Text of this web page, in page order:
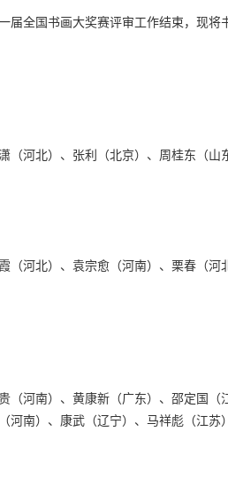
届全国书画大奖赛评审工作结束，现将
河北）、张利（北京）、周桂东（山
（河北）、袁宗愈（河南）、栗春（
（河南）、黄康新（广东）、邵定国（
南）、康武（辽宁）、马祥彪（江苏